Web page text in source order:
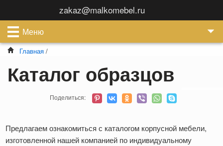
zakaz@malkomebel.ru
Меню
Главная /
Каталог образцов
Поделиться:
Предлагаем ознакомиться с каталогом корпусной мебели,
изготовленной нашей компанией по индивидуальному